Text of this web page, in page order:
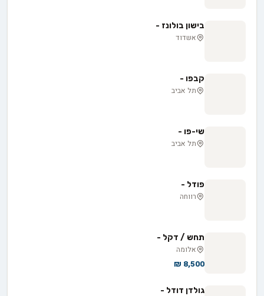
בישון בולונז -
אשדוד
קבפו -
תל אביב
שי-פו -
תל אביב
פודל -
רווחה
תחש / דקל -
אלומה
8,500 ₪
גולדן דודל -